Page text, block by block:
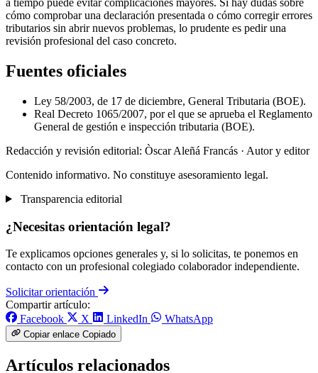
a tiempo puede evitar complicaciones mayores. Si hay dudas sobre
cómo comprobar una declaración presentada o cómo corregir errores
tributarios sin abrir nuevos problemas, lo prudente es pedir una
revisión profesional del caso concreto.
Fuentes oficiales
Ley 58/2003, de 17 de diciembre, General Tributaria (BOE).
Real Decreto 1065/2007, por el que se aprueba el Reglamento
General de gestión e inspección tributaria (BOE).
Redacción y revisión editorial: Òscar Aleñá Francás · Autor y editor
Contenido informativo. No constituye asesoramiento legal.
Transparencia editorial
¿Necesitas orientación legal?
Te explicamos opciones generales y, si lo solicitas, te ponemos en
contacto con un profesional colegiado colaborador independiente.
Solicitar orientación
Compartir artículo:
Facebook
X LinkedIn WhatsApp
Copiar enlace Copiado
Artículos relacionados